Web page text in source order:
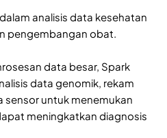
analisis data kesehatan
pengembangan obat.
data besar, Spark
data genomik, rekam
sensor untuk menemukan
meningkatkan diagnosis